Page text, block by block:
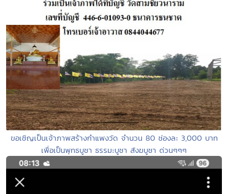
ขอเชิญเป็นเจ้าภาพสร้างกำแพงวัด จำนวน 80 ช่องละ 3,000 บาท
เพื่อเป็นพุทธบูชา ธรรมะบูชา สังฆบูชา ด่วนๆๆๆ